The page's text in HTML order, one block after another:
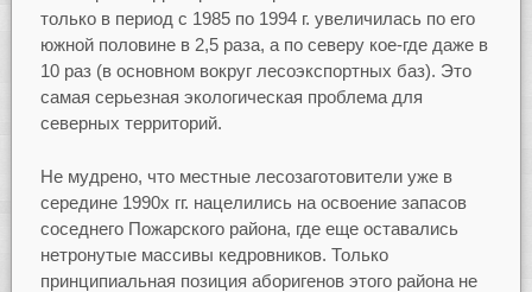
только в период с 1985 по 1994 г. увеличилась по его
южной половине в 2,5 раза, а по северу кое-где даже в
10 раз (в основном вокруг лесоэкспортных баз). Это
самая серьезная экологическая проблема для
северных территорий.
Не мудрено, что местные лесозаготовители уже в
середине 1990х гг. нацелились на освоение запасов
соседнего Пожарского района, где еще оставались
нетронутые массивы кедровников. Только
принципиальная позиция аборигенов этого района не